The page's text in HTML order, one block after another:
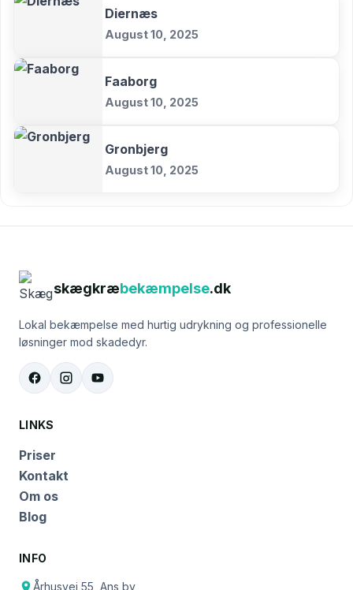
Diernæs
August 10, 2025
Faaborg
August 10, 2025
Gronbjerg
August 10, 2025
skægkræbekæmpelse.dk
Lokal bekæmpelse med hurtig udrykning og professionelle
løsninger mod skadedyr.
LINKS
Priser
Kontakt
Om os
Blog
INFO
Århusvej 55, Ans by